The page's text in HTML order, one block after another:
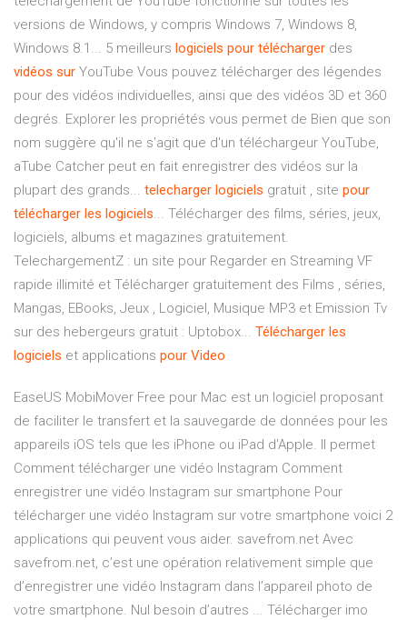
versions de Windows, y compris Windows 7, Windows 8,
Windows 8.1... 5 meilleurs logiciels pour télécharger des
vidéos sur YouTube Vous pouvez télécharger des légendes
pour des vidéos individuelles, ainsi que des vidéos 3D et 360
degrés. Explorer les propriétés vous permet de Bien que son
nom suggère qu'il ne s'agit que d'un téléchargeur YouTube,
aTube Catcher peut en fait enregistrer des vidéos sur la
plupart des grands... telecharger logiciels gratuit , site pour
télécharger les logiciels... Télécharger des films, séries, jeux,
logiciels, albums et magazines gratuitement.
TelechargementZ : un site pour Regarder en Streaming VF
rapide illimité et Télécharger gratuitement des Films , séries,
Mangas, EBooks, Jeux , Logiciel, Musique MP3 et Emission Tv
sur des hebergeurs gratuit : Uptobox... Télécharger les
logiciels et applications pour Video
EaseUS MobiMover Free pour Mac est un logiciel proposant
de faciliter le transfert et la sauvegarde de données pour les
appareils iOS tels que les iPhone ou iPad d'Apple. Il permet
Comment télécharger une vidéo Instagram Comment
enregistrer une vidéo Instagram sur smartphone Pour
télécharger une vidéo Instagram sur votre smartphone voici 2
applications qui peuvent vous aider. savefrom.net Avec
savefrom.net, c’est une opération relativement simple que
d’enregistrer une vidéo Instagram dans l’appareil photo de
votre smartphone. Nul besoin d’autres ... Télécharger imo